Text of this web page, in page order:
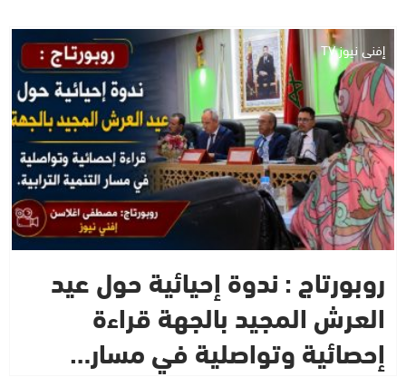
إفني نيوز TV
روبورتاج : ندوة إحيائية حول عيد
العرش المجيد بالجهة قراءة
إحصائية وتواصلية في مسار…